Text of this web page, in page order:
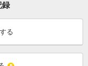
録
る